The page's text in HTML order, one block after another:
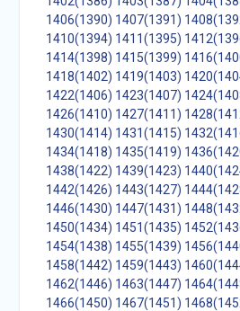
1406(1390) 1407(1391)
1410(1394) 1411(1395)
1414(1398) 1415(1399)
1418(1402) 1419(1403)
1422(1406) 1423(1407)
1426(1410) 1427(1411)
1430(1414) 1431(1415)
1434(1418) 1435(1419)
1438(1422) 1439(1423)
1442(1426) 1443(1427)
1446(1430) 1447(1431)
1450(1434) 1451(1435)
1454(1438) 1455(1439)
1458(1442) 1459(1443)
1462(1446) 1463(1447)
1466(1450) 1467(1451)